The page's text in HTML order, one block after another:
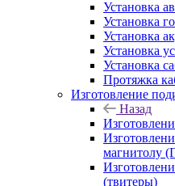
Установка
Установка
Установка
Установка
Установка
Протяжка
Изготовление
Назад
магнитолу
(твитеры)